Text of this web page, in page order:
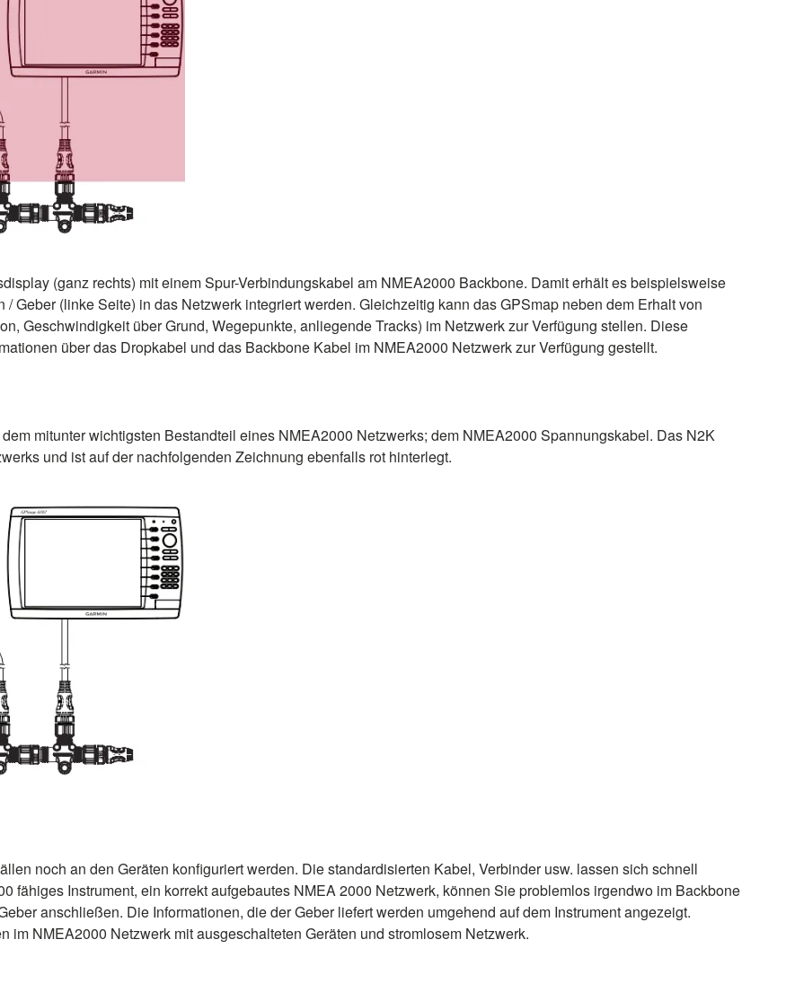
(ganz rechts) mit einem Spur-Verbindungskabel am NMEA2000 Backbone. Damit erhält es beispielsweise
Geber (linke Seite) in das Netzwerk integriert werden. Gleichzeitig kann das GPSmap neben dem Erhalt von
Geschwindigkeit über Grund, Wegepunkte, anliegende Tracks) im Netzwerk zur Verfügung stellen. Diese
über das Dropkabel und das Backbone Kabel im NMEA2000 Netzwerk zur Verfügung gestellt.
mitunter wichtigsten Bestandteil eines NMEA2000 Netzwerks; dem NMEA2000 Spannungskabel. Das N2K
und ist auf der nachfolgenden Zeichnung ebenfalls rot hinterlegt.
noch an den Geräten konfiguriert werden. Die standardisierten Kabel, Verbinder usw. lassen sich schnell
fähiges Instrument, ein korrekt aufgebautes NMEA 2000 Netzwerk, können Sie problemlos irgendwo im Backbone
anschließen. Die Informationen, die der Geber liefert werden umgehend auf dem Instrument angezeigt.
NMEA2000 Netzwerk mit ausgeschalteten Geräten und stromlosem Netzwerk.